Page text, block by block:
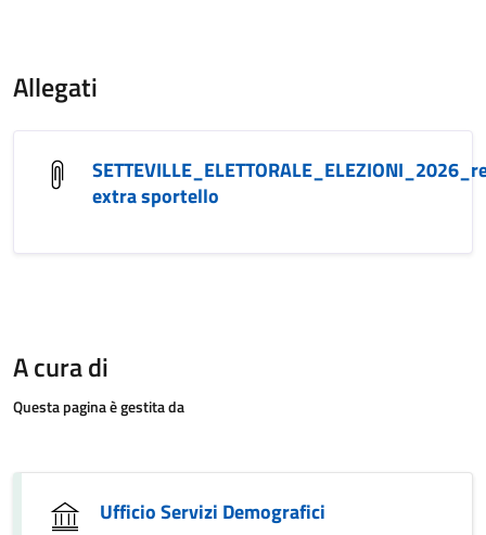
Allegati
extra sportello
A cura di
Questa pagina è gestita da
Ufficio Servizi Demografici